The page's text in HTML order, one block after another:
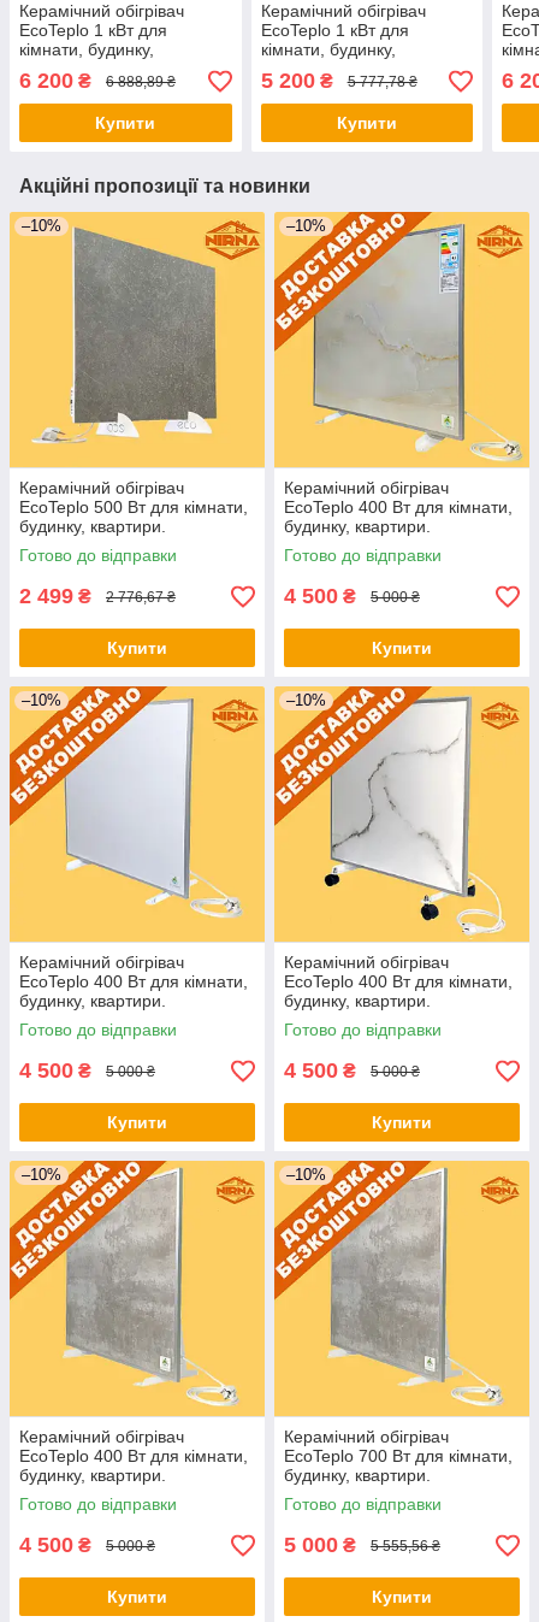
Керамічний обігрівач
EcoTeplo 1 кВт для
кімнати, будинку,
квартири. Електричний
обігрівач приміщення
6 200 ₴ 6 888,89 ₴
Купити
Керамічний обігрівач
EcoTeplo 1 кВт для
кімнати, будинку,
квартири. Електричний
обігрівач приміщення
5 200₴ 5 777,78 ₴
Купити
6
Акційні пропозиції та новинки
–10%
Керамічний обігрівач
EcoTeplo 500 Вт для кімнати,
будинку, квартири.
Електричний обігрівач
приміщення
Готово до відправки
2 499 ₴ 2 776,67 ₴
Купити
–10%
Керамічний обігрівач
EcoTeplo 400 Вт для кімнати,
будинку, квартири.
Електричний обігрівач
приміщення
Готово до відправки
4 500 ₴ 5 000 ₴
Купити
–10%
Керамічний обігрівач
EcoTeplo 400 Вт для кімнати,
будинку, квартири.
Електричний обігрівач
приміщення
Готово до відправки
4 500 ₴ 5 000 ₴
Купити
–10%
Керамічний обігрівач
EcoTeplo 400 Вт для кімнати,
будинку, квартири.
Електричний обігрівач
приміщення
Готово до відправки
4 500 ₴ 5 000 ₴
Купити
–10%
Керамічний обігрівач
EcoTeplo 400 Вт для кімнати,
будинку, квартири.
Електричний обігрівач
приміщення
Готово до відправки
4 500 ₴ 5 000 ₴
Купити
–10%
Керамічний обігрівач
EcoTeplo 700 Вт для кімнати,
будинку, квартири.
Електричний обігрівач
приміщення
Готово до відправки
5 000 ₴ 5 555,56 ₴
Купити